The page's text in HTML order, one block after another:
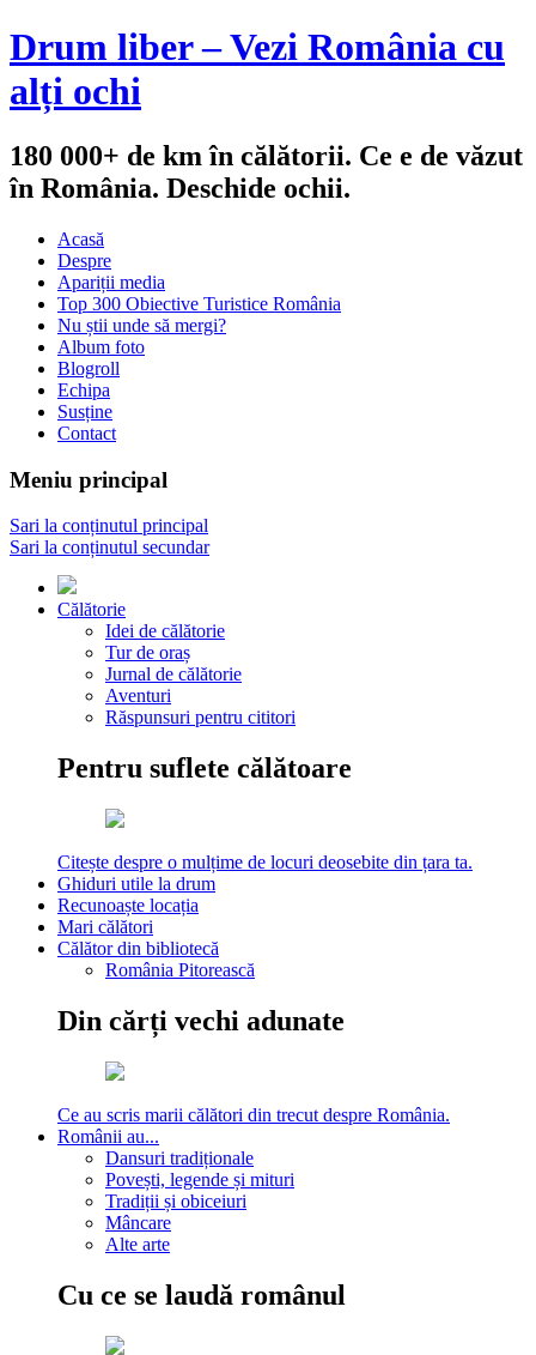
Drum liber – Vezi România cu
alți ochi
180 000+ de km în călătorii. Ce e de văzut
în România. Deschide ochii.
Acasă
Despre
Apariții media
Top 300 Obiective Turistice România
Nu știi unde să mergi?
Album foto
Blogroll
Echipa
Susține
Contact
Meniu principal
Sari la conținutul principal
Sari la conținutul secundar
Călătorie
Idei de călătorie
Tur de oraș
Jurnal de călătorie
Aventuri
Răspunsuri pentru cititori
Pentru suflete călătoare
Citește despre o mulțime de locuri deosebite din țara ta.
Ghiduri utile la drum
Recunoaște locația
Mari călători
Călător din bibliotecă
România Pitorească
Din cărți vechi adunate
Ce au scris marii călători din trecut despre România.
Românii au...
Dansuri tradiționale
Povești, legende și mituri
Tradiții și obiceiuri
Mâncare
Alte arte
Cu ce se laudă românul